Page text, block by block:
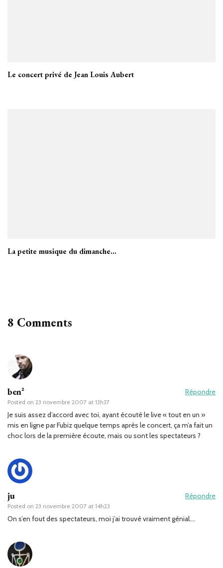
Le concert privé de Jean Louis Aubert
La petite musique du dimanche…
8 Comments
ben²
Posted on 23 novembre 2007 at 13h37
Répondre
Je suis assez d’accord avec toi, ayant écouté le live « tout en un »
mis en ligne par Fubiz quelque temps après le concert, ça m’a fait un
choc lors de la première écoute, mais ou sont les spectateurs ?
ju
Posted on 23 novembre 2007 at 14h23
Répondre
On s’en fout des spectateurs, moi j’ai trouvé vraiment génial….